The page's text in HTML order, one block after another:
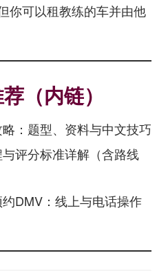
你可以租教练的车并由他
（内链）
：题型、资料与中文技巧
评分标准详解（含路线
DMV：线上与电话操作